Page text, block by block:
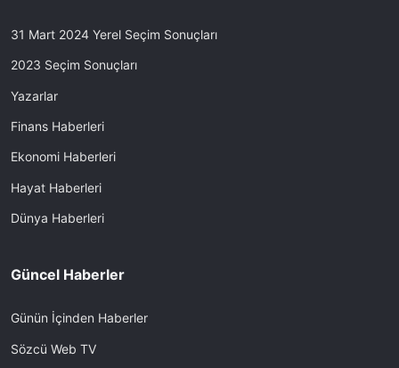
31 Mart 2024 Yerel Seçim Sonuçları
2023 Seçim Sonuçları
Yazarlar
Finans Haberleri
Ekonomi Haberleri
Hayat Haberleri
Dünya Haberleri
Güncel Haberler
Günün İçinden Haberler
Sözcü Web TV